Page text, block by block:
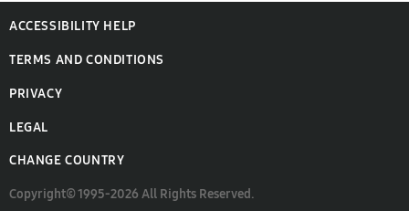
ACCESSIBILITY HELP
TERMS AND CONDITIONS
PRIVACY
LEGAL
CHANGE COUNTRY
Copyright© 1995-2026 All Rights Reserved.